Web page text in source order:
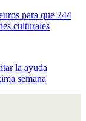
para que 244
culturales
la ayuda
semana